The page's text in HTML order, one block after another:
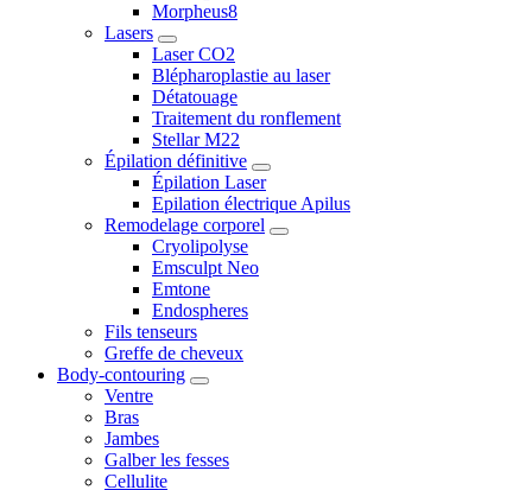
Morpheus8
Lasers
Laser CO2
Blépharoplastie au laser
Détatouage
Traitement du ronflement
Stellar M22
Épilation définitive
Épilation Laser
Epilation électrique Apilus
Remodelage corporel
Cryolipolyse
Emsculpt Neo
Emtone
Endospheres
Fils tenseurs
Greffe de cheveux
Body-contouring
Ventre
Bras
Jambes
Galber les fesses
Cellulite